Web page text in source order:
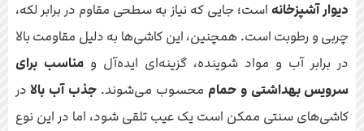
دیوار آشپزخانه است؛ جایی که نیاز به سطحی مقاوم در برابر لکه،
چربی و رطوبت است. همچنین، این کاشی‌ها به دلیل مقاومت بالا
در برابر آب و مواد شوینده، گزینه‌ای ایده‌آل ومناسب برای
سرویس بهداشتی و حمام محسوب می‌شوند. جذب آب بالادر
کاشی‌های سنتی ممکن است یک عیب تلقی شود، اما در این نوع